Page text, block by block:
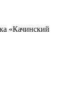
«Качинский